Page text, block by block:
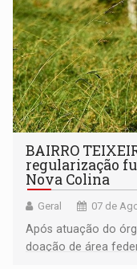
BAIRRO
regularização
Nova Colina
Geral 07 de
Após atuação do
doação de área